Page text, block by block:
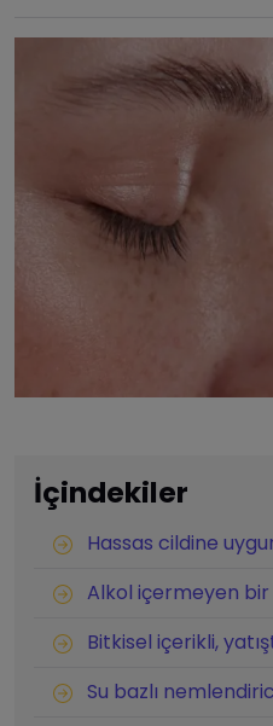
İçindekiler
Hassas cildine
Alkol içermeyen
Bitkisel içerikli,
Su bazlı